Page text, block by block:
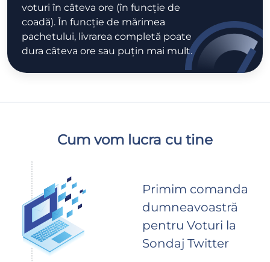
voturi în câteva ore (în funcție de
coadă). În funcție de mărimea
pachetului, livrarea completă poate
dura câteva ore sau puțin mai mult.
Cum vom lucra cu tine
Primim comanda
dumneavoastră
pentru Voturi la
Sondaj Twitter